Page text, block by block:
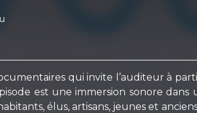
qui invite l’auditeur à
est une immersion sonore
élus, artisans, jeunes et